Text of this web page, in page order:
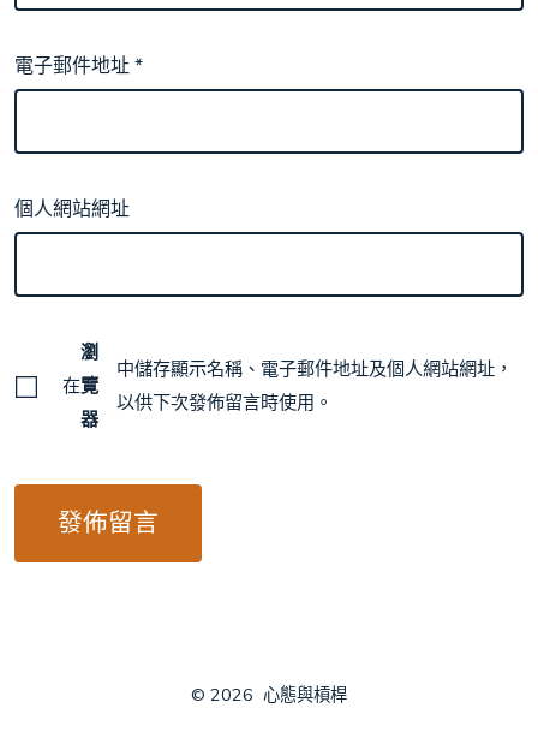
電子郵件地址*
個人網站網址
在
瀏
覽
器
中儲存顯示名稱、電子郵件地址及個人網站網址，
以供下次發佈留言時使用。
© 2026 心態與槓桿